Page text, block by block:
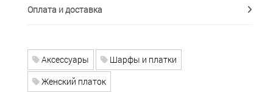
Оплата и доставка
Аксессуары
Шарфы и платки
Женский платок